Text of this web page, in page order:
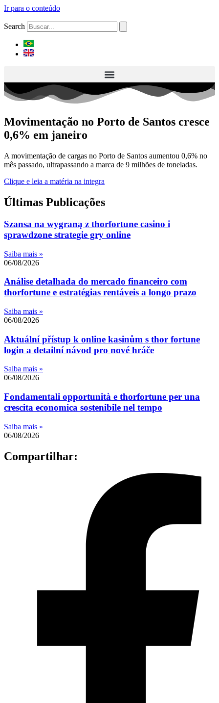
Ir para o conteúdo
Search
Movimentação no Porto de Santos cresce
0,6% em janeiro
A movimentação de cargas no Porto de Santos aumentou 0,6% no
mês passado, ultrapassando a marca de 9 milhões de toneladas.
Clique e leia a matéria na integra
Últimas Publicações
Szansa na wygraną z thorfortune casino i
sprawdzone strategie gry online
Saiba mais »
06/08/2026
Análise detalhada do mercado financeiro com
thorfortune e estratégias rentáveis a longo prazo
Saiba mais »
06/08/2026
Aktuální přístup k online kasinům s thor fortune
login a detailní návod pro nové hráče
Saiba mais »
06/08/2026
Fondamentali opportunità e thorfortune per una
crescita economica sostenibile nel tempo
Saiba mais »
06/08/2026
Compartilhar: